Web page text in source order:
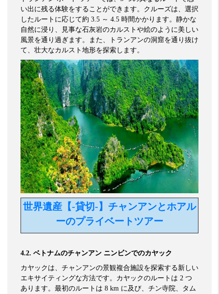
い出に残る体験をすることができます。クルーズは、選択
したルートに応じて約 3.5 ～ 4.5 時間かかります。静かな
自然に浸り、見事な石灰岩のカルストや絵のように美しい
風景を通り過ぎます。また、トランアンの洞窟を通り抜け
て、壮大なカルスト地形を探索します。
世界遺産【-貸切-】チャンアンとホアル
ーのプライベートツアー
4.2. ベトナムのチャンアン ニンビンでのカヤック
カヤックは、チャンアンの景観複合施設を探索する新しい
エキサイティングな方法です。カヤックのルートは 2 つ
あります。最初のルートは 8 km に及び、チン寺院、タム